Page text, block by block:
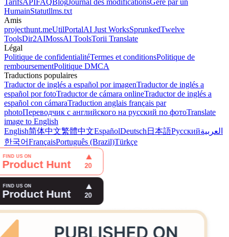
TarifsAPIFAQBlogJournal des modificationsGéré par un
HumainStatutllms.txt
Amis
projecthunt.meUtilPortalAI Just WorksSprunkedTwelve
ToolsDir2AIMossAI ToolsTorii Translate
Légal
Politique de confidentialitéTermes et conditionsPolitique de
remboursementPolitique DMCA
Traductions populaires
Traductor de inglés a español por imagenTraductor de inglés a
español por fotoTraductor de cámara onlineTraductor de inglés a
español con cámaraTraduction anglais français par
photoПереводчик с английского на русский по фотоTranslate
image to English
English简体中文繁體中文EspañolDeutsch 日本語Русскийالعربية
한국어FrançaisPortuguês (Brazil)Türkçe